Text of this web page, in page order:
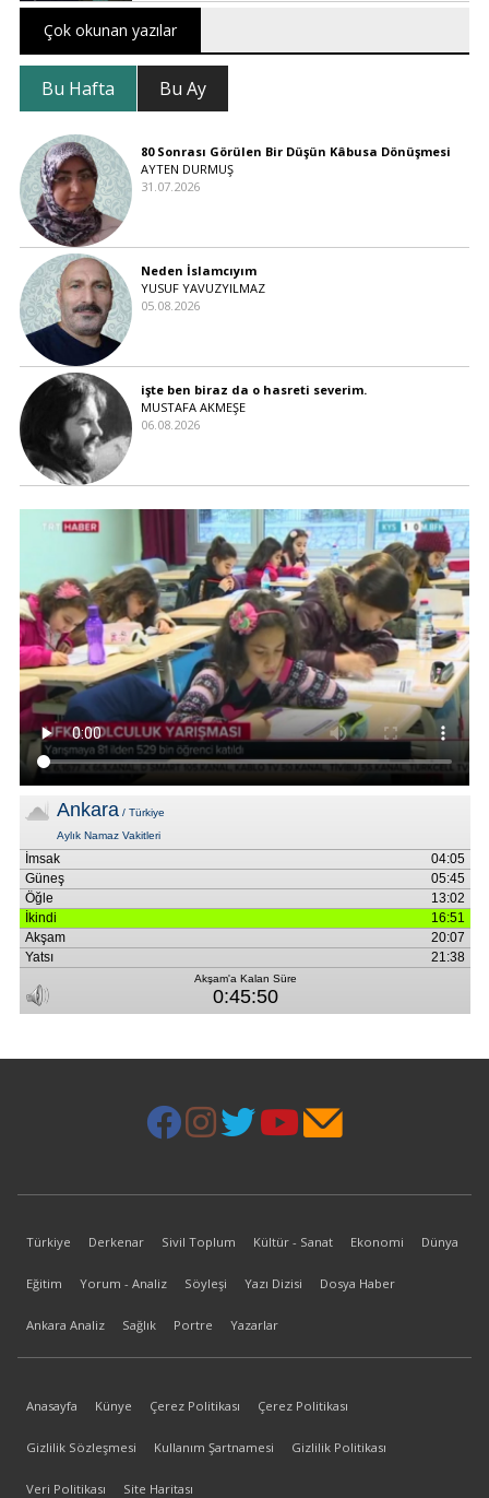
Çok okunan yazılar
Bu Hafta Bu Ay
80 Sonrası Görülen Bir Düşün Kâbusa Dönüşmesi
AYTEN DURMUŞ
31.07.2026
Neden İslamcıyım
YUSUF YAVUZYILMAZ
05.08.2026
işte ben biraz da o hasreti severim.
MUSTAFA AKMEŞE
06.08.2026
Türkiye Derkenar Sivil Toplum Kültür - Sanat Ekonomi Dünya
Eğitim Yorum - Analiz Söyleşi Yazı Dizisi Dosya Haber
Ankara Analiz Sağlık Portre Yazarlar
Anasayfa Künye Çerez Politikası Çerez Politikası
Gizlilik Sözleşmesi Kullanım Şartnamesi Gizlilik Politikası
Veri Politikası Site Haritası